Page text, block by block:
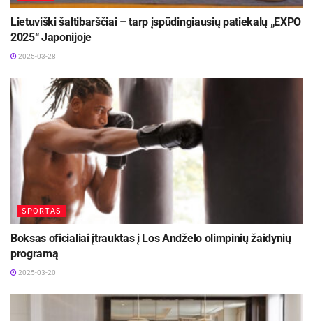
Lietuviški šaltibarščiai – tarp įspūdingiausių patiekalų „EXPO
2025“ Japonijoje
2025-03-28
SPORTAS
Boksas oficialiai įtrauktas į Los Andželo olimpinių žaidynių
programą
2025-03-20